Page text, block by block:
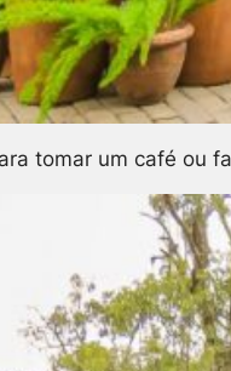
tomar um café ou